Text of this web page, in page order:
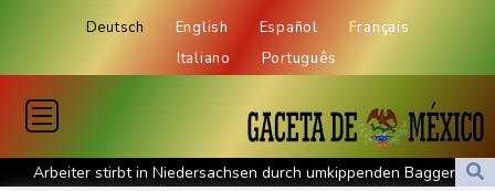
Deutsch English Español
Français
Italiano
Português
Arbeiter stirbt in Niedersachsen durch umkippenden Bagger